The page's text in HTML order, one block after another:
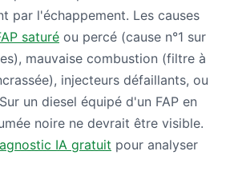
par l'échappement. Les causes
saturé ou percé (cause n°1 sur
mauvaise combustion (filtre à
injecteurs défaillants, ou
un diesel équipé d'un FAP en
noire ne devrait être visible.
IA gratuit pour analyser